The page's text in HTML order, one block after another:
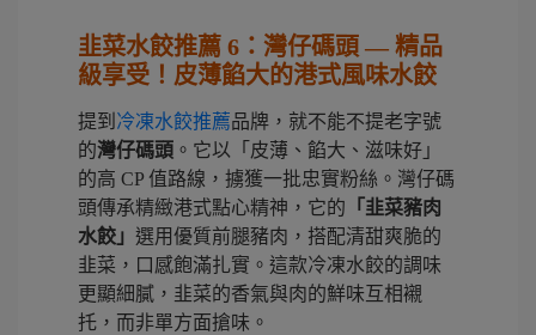
韭菜水餃推薦 6：灣仔碼頭 — 精品
級享受！皮薄餡大的港式風味水餃
提到 冷凍水餃推薦品牌，就不能不提老字號
的灣仔碼頭 。它以「皮薄、餡大、滋味好」
的高 CP 值路線，擄獲一批忠實粉絲。灣仔碼
頭傳承精緻港式點心精神，它的 「韭菜豬肉
水餃」 選用優質前腿豬肉，搭配清甜爽脆的
韭菜，口感飽滿扎實。這款冷凍水餃的調味
更顯細膩，韭菜的香氣與肉的鮮味互相襯
托，而非單方面搶味。